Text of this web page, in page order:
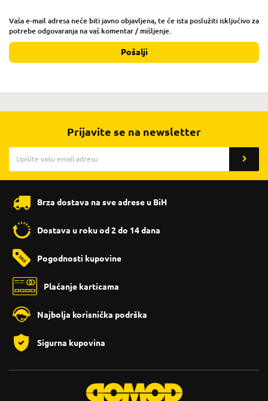
Vaša e-mail adresa neće biti javno objavljena, te će ista poslužiti isključivo za
potrebe odgovaranja na vaš komentar / mišljenje.
Pošalji
Prijavite se na newsletter
Brza dostava na sve adrese u BiH
Dostava u roku od 2 do 14 dana
Pogodnosti kupovine
Plaćanje karticama
Najbolja korisnička podrška
Sigurna kupovina